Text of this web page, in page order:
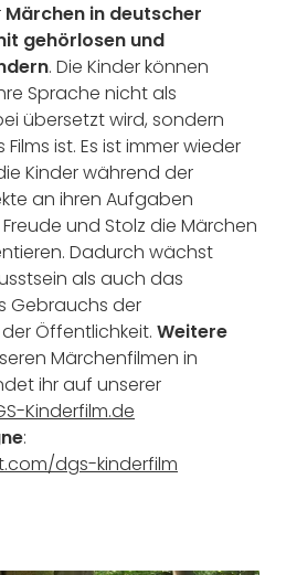
Märchen in deutscher
gehörlosen und
. Die Kinder können
Sprache nicht als
übersetzt wird, sondern
ist. Es ist immer wieder
Kinder während der
an ihren Aufgaben
und Stolz die Märchen
Dadurch wächst
als auch das
Gebrauchs der
Öffentlichkeit. Weitere
Märchenfilmen in
ihr auf unserer
Kinderfilm.de
:
dgs-kinderfilm